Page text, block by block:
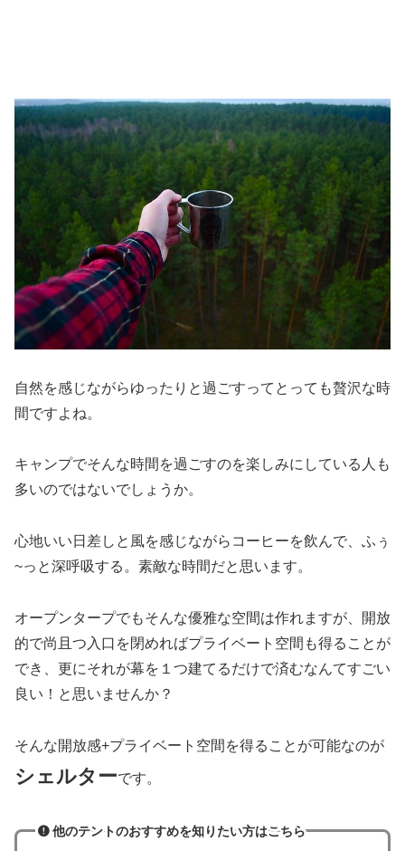
自然を感じながらゆったりと過ごすってとっても贅沢な時
間ですよね。
キャンプでそんな時間を過ごすのを楽しみにしている人も
多いのではないでしょうか。
心地いい日差しと風を感じながらコーヒーを飲んで、ふぅ
~っと深呼吸する。素敵な時間だと思います。
オープンタープでもそんな優雅な空間は作れますが、開放
的で尚且つ入口を閉めればプライベート空間も得ることが
でき、更にそれが幕を１つ建てるだけで済むなんてすごい
良い！と思いませんか？
そんな開放感+プライベート空間を得ることが可能なのが
シェルターです。
他のテントのおすすめを知りたい方はこちら